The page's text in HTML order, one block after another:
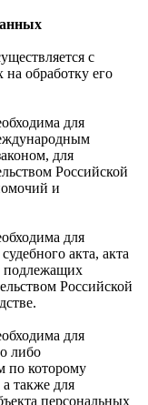
с
на обработку его
для
для
Российской
и
для
акта, акта
подлежащих
Российской
для
либо
по которому
также для
персональных